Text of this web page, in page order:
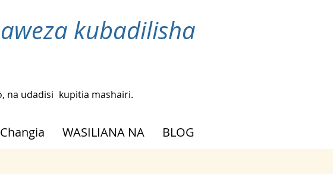
kubadilisha
na udadisi kupitia mashairi.
Changia WASILIANA NA BLOG